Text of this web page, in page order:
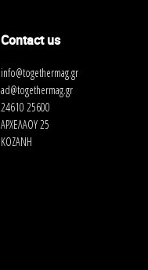
Contact us
info@togethermag.gr
ad@togethermag.gr
24610 25600
ΑΡΧΕΛΑΟΥ 25
ΚΟΖΑΝΗ